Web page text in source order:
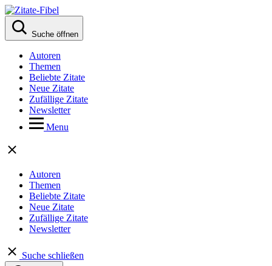
Suche öffnen
Autoren
Themen
Beliebte Zitate
Neue Zitate
Zufällige Zitate
Newsletter
Menu
Autoren
Themen
Beliebte Zitate
Neue Zitate
Zufällige Zitate
Newsletter
Suche schließen